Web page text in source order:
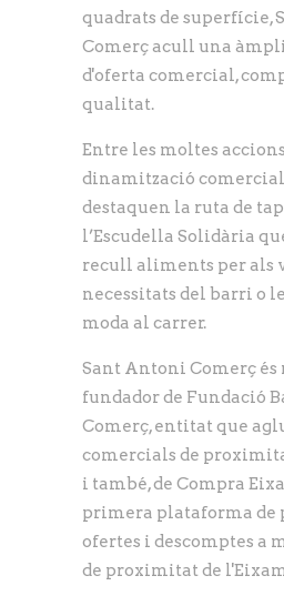
quadrats de superfície,
Comerç acull una
d'oferta comercial,
qualitat.
Entre les moltes
dinamització comercial
destaquen la ruta de
l’Escudella Solidària
recull aliments per als
necessitats del barri o
moda al carrer.
Sant Antoni Comerç és
fundador de Fundació
Comerç, entitat que
comercials de
i també, de Compra
primera plataforma de
ofertes i descomptes a
de proximitat de